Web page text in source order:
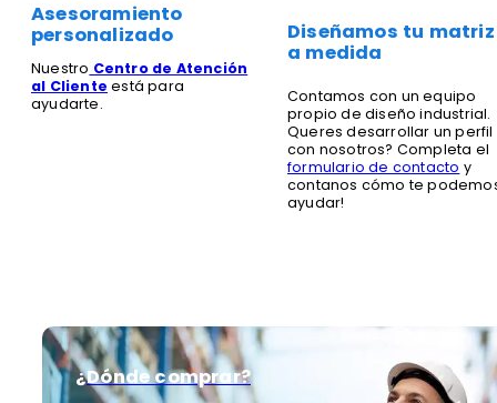
Asesoramiento
personalizado
Nuestro Centro de Atención
al Cliente está para
ayudarte.
Diseñamos tu matriz
a medida
Contamos con un equipo
propio de diseño industrial.
Queres desarrollar un perfil
con nosotros? Completa el
formulario de contacto y
contanos cómo te
ayudar!
¿Dónde comprar?